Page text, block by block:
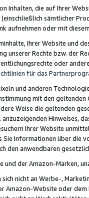
Inhalten, die auf Ihrer
sämtlicher
aufnehmen oder mit
Ihrer Website und
unserer Rechte bzw. der
oder
für das
und anderen
mit den
Weise die geltenden
Hinweises,
Ihrer Website
Sie Informationen über die
den anwendbaren
der Amazon-Marken,
sich nicht an Werbe-,
Amazon-Website oder